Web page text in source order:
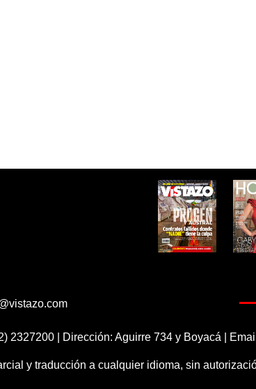
2327200 | Dirección: Aguirre 734 y Boyacá |
y traducción a cualquier idioma, sin